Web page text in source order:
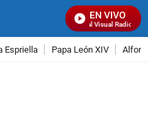
EN VIVO
Señal Visual Radio
Espriella Papa León XIV